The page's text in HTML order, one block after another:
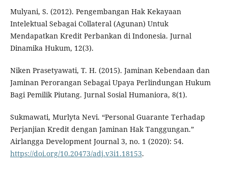
Mulyani, S. (2012). Pengembangan Hak Kekayaan
Intelektual Sebagai Collateral (Agunan) Untuk
Mendapatkan Kredit Perbankan di Indonesia. Jurnal
Dinamika Hukum, 12(3).
Niken Prasetyawati, T. H. (2015). Jaminan Kebendaan dan
Jaminan Perorangan Sebagai Upaya Perlindungan Hukum
Bagi Pemilik Piutang. Jurnal Sosial Humaniora, 8(1).
Sukmawati, Murlyta Nevi. “Personal Guarante Terhadap
Perjanjian Kredit dengan Jaminan Hak Tanggungan.”
Airlangga Development Journal 3, no. 1 (2020): 54.
https://doi.org/10.20473/adj.v3i1.18153.